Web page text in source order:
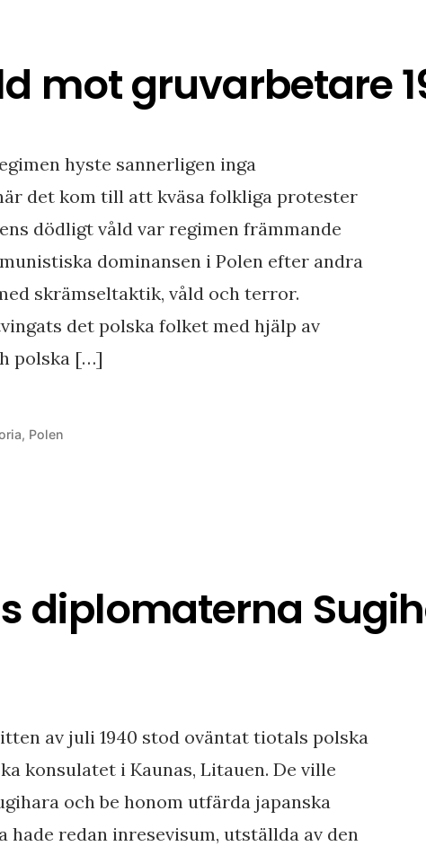
mot gruvarbetare
hyste sannerligen inga
det kom till att kväsa folkliga protester
dödligt våld var regimen främmande
dominansen i Polen efter andra
skrämseltaktik, våld och terror.
det polska folket med hjälp av
polska […]
, Polen
diplomaterna
av juli 1940 stod oväntat tiotals polska
konsulatet i Kaunas, Litauen. De ville
och be honom utfärda japanska
redan inresevisum, utställda av den